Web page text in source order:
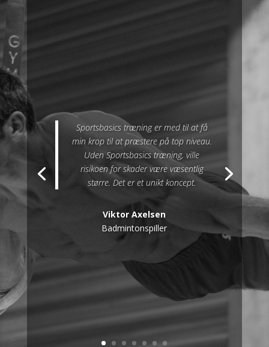
Sportsbasics træning er med til at få
min krop til at præstere på top niveau.
Uden Sportsbasics træning, ville
risikoen for skader være væsentlig
større. Det er et unikt koncept.
Viktor Axelsen
Badmintonspiller